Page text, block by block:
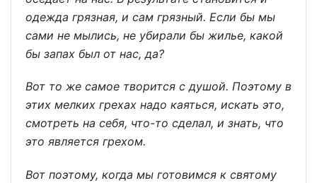
одежда грязная, и сам грязный. Если бы мы
сами не мылись, не убирали бы жилье, какой
бы запах был от нас, да?
Вот то же самое творится с душой. Поэтому в
этих мелких грехах надо каяться, искать это,
смотреть на себя, что-то сделал, и знать, что
это является грехом.
Вот поэтому, когда мы готовимся к святому